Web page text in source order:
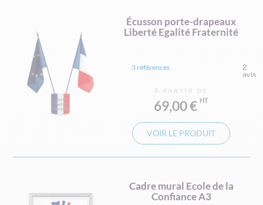
Écusson porte-drapeaux
Liberté Egalité Fraternité
3 références
À PARTIR DE
69,00 €
VOIR LE PRODUIT
Cadre mural Ecole de la
Confiance A3